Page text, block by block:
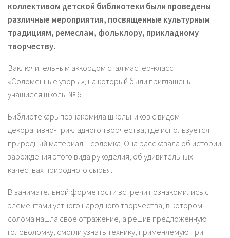
коллективом детской библиотеки были проведены
различные мероприятия, посвященные культурным
традициям, ремеслам, фольклору, прикладному
творчеству.
Заключительным аккордом стал мастер-класс
«Соломенные узоры», на который были приглашены
учащиеся школы № 6.
Библиотекарь познакомила школьников с видом
декоративно-прикладного творчества, где используется
природный материал – соломка. Она рассказала об истории
зарождения этого вида рукоделия, об удивительных
качествах природного сырья.
В занимательной форме гости встречи познакомились с
элементами устного народного творчества, в котором
солома нашла свое отражение, а решив предложенную
головоломку, смогли узнать технику, применяемую при